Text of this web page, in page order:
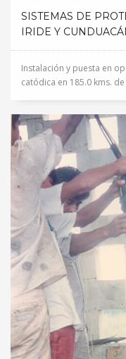
SISTEMAS DE
IRIDE Y
Instalación y puesta en
catódica en 185.0 kms.